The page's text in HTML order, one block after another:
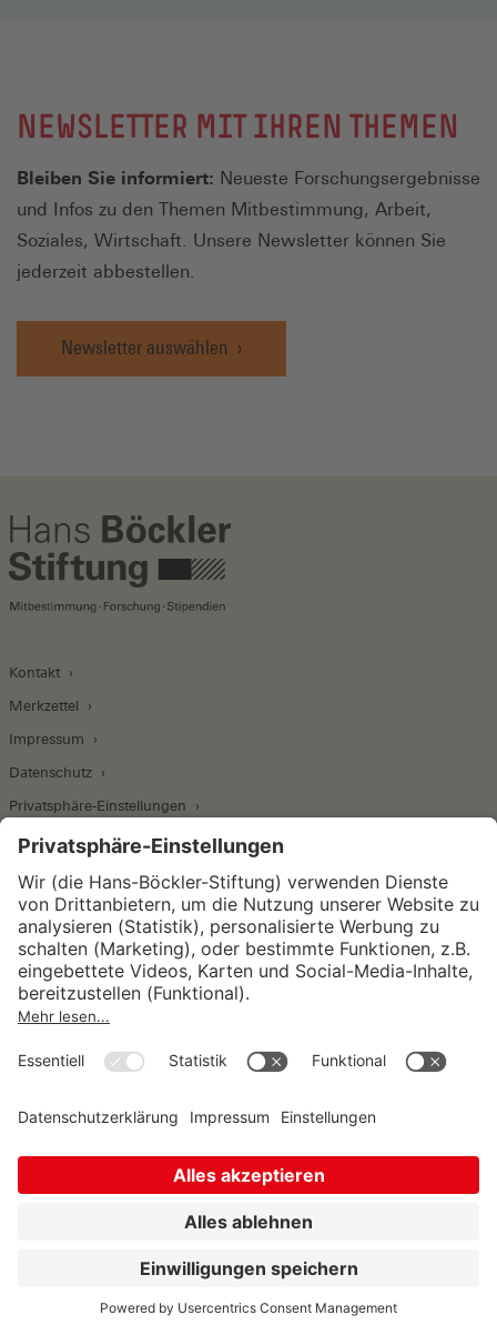
NEWSLETTER MIT IHREN THEMEN
Bleiben Sie informiert: Neueste Forschungsergebnisse
und Infos zu den Themen Mitbestimmung, Arbeit,
Soziales, Wirtschaft. Unsere Newsletter können Sie
jederzeit abbestellen.
Newsletter auswählen
Kontakt
Merkzettel
Impressum
Datenschutz
Privatsphäre-Einstellungen
Wirtschafts- und Sozialwissenschaftliches Institut
Institut für Makroökonomie und
Konjunkturforschung
Unternehmensführung
Sozialrecht
© Hans-Böckler-Stiftung 2026